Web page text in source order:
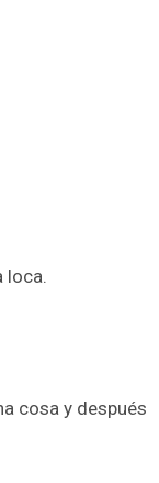
loca.
cosa y después